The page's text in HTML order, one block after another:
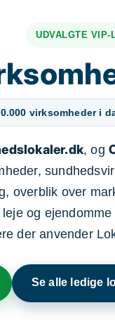
UDVALGTE VIP-
virksomheder i
, og
overblik over
og
der anvender
Se alle ledige